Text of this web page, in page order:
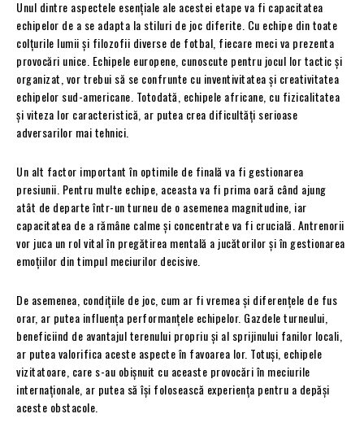
Unul dintre aspectele esențiale ale acestei etape va fi capacitatea
echipelor de a se adapta la stiluri de joc diferite. Cu echipe din toate
colțurile lumii și filozofii diverse de fotbal, fiecare meci va prezenta
provocări unice. Echipele europene, cunoscute pentru jocul lor tactic și
organizat, vor trebui să se confrunte cu inventivitatea și creativitatea
echipelor sud-americane. Totodată, echipele africane, cu fizicalitatea
și viteza lor caracteristică, ar putea crea dificultăți serioase
adversarilor mai tehnici.
Un alt factor important în optimile de finală va fi gestionarea
presiunii. Pentru multe echipe, aceasta va fi prima oară când ajung
atât de departe într-un turneu de o asemenea magnitudine, iar
capacitatea de a rămâne calme și concentrate va fi crucială. Antrenorii
vor juca un rol vital în pregătirea mentală a jucătorilor și în gestionarea
emoțiilor din timpul meciurilor decisive.
De asemenea, condițiile de joc, cum ar fi vremea și diferențele de fus
orar, ar putea influența performanțele echipelor. Gazdele turneului,
beneficiind de avantajul terenului propriu și al sprijinului fanilor locali,
ar putea valorifica aceste aspecte în favoarea lor. Totuși, echipele
vizitatoare, care s-au obișnuit cu aceaste provocări în meciurile
internaționale, ar putea să își folosească experiența pentru a depăși
aceste obstacole.